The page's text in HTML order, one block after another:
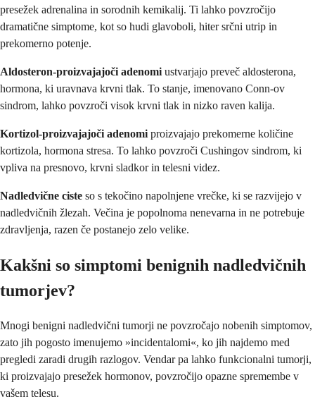
presežek adrenalina in sorodnih kemikalij. Ti lahko povzročijo
dramatične simptome, kot so hudi glavoboli, hiter srčni utrip in
prekomerno potenje.
Aldosteron-proizvajajoči adenomi ustvarjajo preveč aldosterona,
hormona, ki uravnava krvni tlak. To stanje, imenovano Conn-ov
sindrom, lahko povzroči visok krvni tlak in nizko raven kalija.
Kortizol-proizvajajoči adenomi proizvajajo prekomerne količine
kortizola, hormona stresa. To lahko povzroči Cushingov sindrom, ki
vpliva na presnovo, krvni sladkor in telesni videz.
Nadledvične ciste so s tekočino napolnjene vrečke, ki se razvijejo v
nadledvičnih žlezah. Večina je popolnoma nenevarna in ne potrebuje
zdravljenja, razen če postanejo zelo velike.
Kakšni so simptomi benignih nadledvičnih
tumorjev?
Mnogi benigni nadledvični tumorji ne povzročajo nobenih simptomov,
zato jih pogosto imenujemo »incidentalomi«, ko jih najdemo med
pregledi zaradi drugih razlogov. Vendar pa lahko funkcionalni tumorji,
ki proizvajajo presežek hormonov, povzročijo opazne spremembe v
vašem telesu.